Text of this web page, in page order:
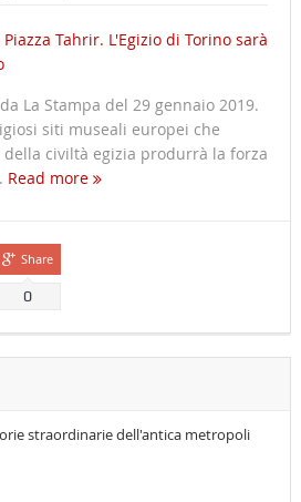
La Stampa del 29 gennaio 2019.
siti museali europei che
civiltà egizia produrrà la forza
Read more
Share
0
straordinarie dell'antica metropoli